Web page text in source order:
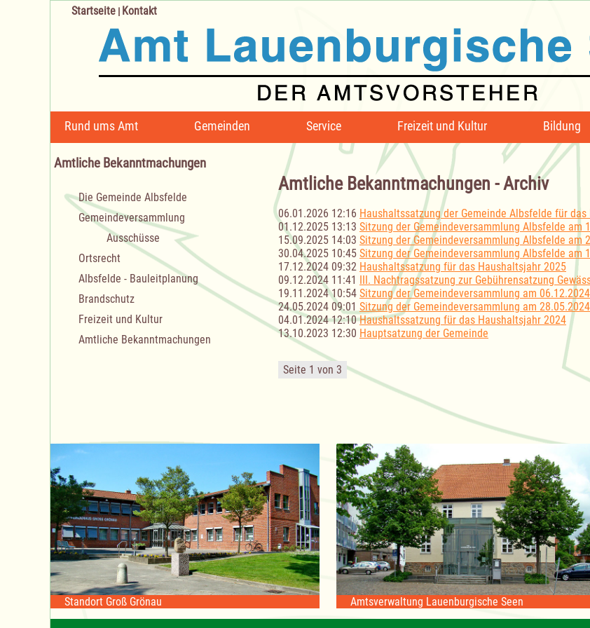
Navigation
überspringen
Rund ums Amt Gemeinden Service Freizeit und Kultur Bildung
Startseite | Kontakt
Amtliche Bekanntmachungen - Archiv
06.01.2026 12:16 Haushaltssatzung der Gemeinde Albsfelde für
01.12.2025 13:13 Sitzung der Gemeindeversammlung Albsfelde am
15.09.2025 14:03 Sitzung der Gemeindeversammlung Albsfelde am
30.04.2025 10:45 Sitzung der Gemeindeversammlung Albsfelde am
17.12.2024 09:32 Haushaltssatzung für das Haushaltsjahr 2025
09.12.2024 11:41 III. Nachtragssatzung zur Gebührensatzung
19.11.2024 10:54 Sitzung der Gemeindeversammlung am 06.12.2024
24.05.2024 09:01 Sitzung der Gemeindeversammlung am 28.05.2024
04.01.2024 12:10 Haushaltssatzung für das Haushaltsjahr 2024
13.10.2023 12:30 Hauptsatzung der Gemeinde
Seite 1 von 3
Amtliche Bekanntmachungen
Navigation
überspringen
Die Gemeinde Albsfelde
Gemeindeversammlung
Ausschüsse
Ortsrecht
Albsfelde - Bauleitplanung
Brandschutz
Freizeit und Kultur
Amtliche Bekanntmachungen
Standort Groß Grönau Amtsverwaltung Lauenburgische Seen